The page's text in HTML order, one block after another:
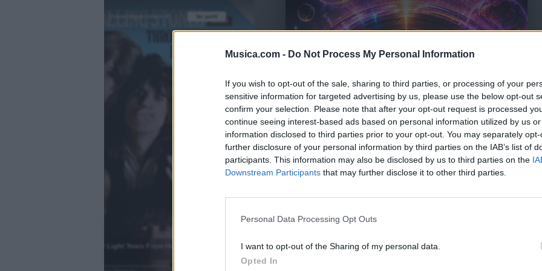
Musica.com - Do Not Process My Personal Information
If you wish to opt-out of the sale, sharing to third parties, or processing of your
sensitive information for targeted advertising by us, please use the below opt-out
confirm your selection. Please note that after your opt-out request is processed
continue seeing interest-based ads based on personal information utilized by us
information disclosed to third parties prior to your opt-out. You may separately
further disclosure of your personal information by third parties on the IAB’s list of
participants. This information may also be disclosed by us to third parties on the
Downstream Participants that may further disclose it to other third parties.
Personal Data Processing Opt Outs
I want to opt-out of the Sharing of my personal data.
Opted In
Psicodelia y Space Rock 🎸✨